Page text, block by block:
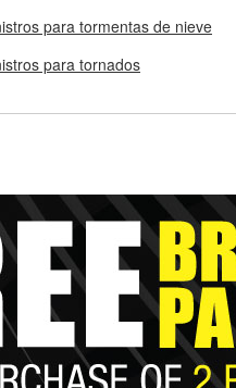
para tormentas de nieve
para tornados